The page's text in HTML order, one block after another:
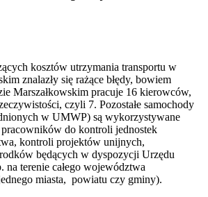
kosztów utrzymania transportu w
znalazły się rażące błędy, bowiem
Marszałkowskim pracuje 16 kierowców,
czyli 7. Pozostałe samochody
w UMWP) są wykorzystywane
do kontroli jednostek
kontroli projektów unijnych,
będących w dyspozycji Urzędu
na terenie całego województwa
miasta, powiatu czy gminy).